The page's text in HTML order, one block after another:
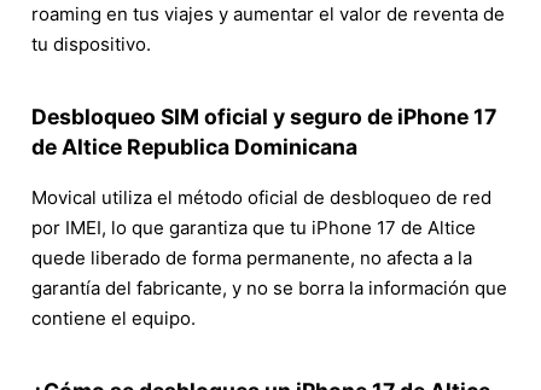
roaming en tus viajes y aumentar el valor de reventa de
tu dispositivo.
Desbloqueo SIM oficial y seguro de iPhone 17
de Altice Republica Dominicana
Movical utiliza el método oficial de desbloqueo de red
por IMEI, lo que garantiza que tu iPhone 17 de Altice
quede liberado de forma permanente, no afecta a la
garantía del fabricante, y no se borra la información que
contiene el equipo.